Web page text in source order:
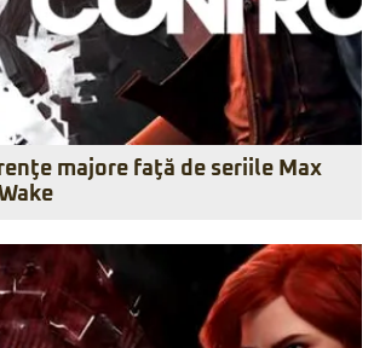
majore faţă de seriile Max